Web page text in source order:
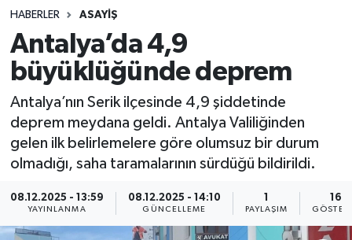
HABERLER ASAYİŞ
Antalya’da 4,9
büyüklüğünde deprem
Antalya’nın Serik ilçesinde 4,9 şiddetinde
deprem meydana geldi. Antalya Valiliğinden
gelen ilk belirlemelere göre olumsuz bir durum
olmadığı, saha taramalarının sürdüğü bildirildi.
08.12.2025 - 13:59
YAYINLANMA
08.12.2025 - 14:10
GÜNCELLEME
1
PAYLAŞIM
16